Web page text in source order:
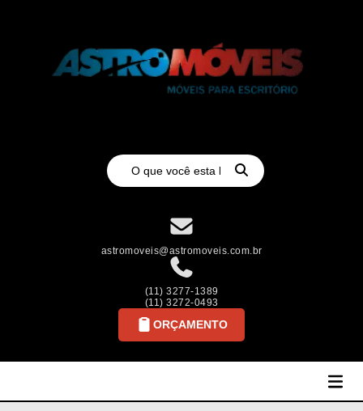
astromoveis@astromoveis.com.br
(11) 3277-1389
(11) 3272-0493
ORÇAMENTO